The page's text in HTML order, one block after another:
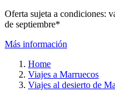
Oferta sujeta a condiciones:
de septiembre*
Más información
Home
Viajes a Marruecos
Viajes al desierto de